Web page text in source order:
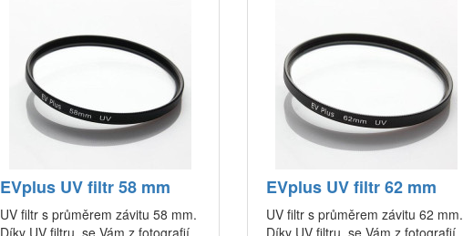
EVplus UV filtr 58 mm
UV filtr s průměrem závitu 58 mm.
Díky UV filtru, se Vám z fotografií
EVplus UV filtr 62 mm
UV filtr s průměrem závitu 62 mm.
Díky UV filtru, se Vám z fotografií